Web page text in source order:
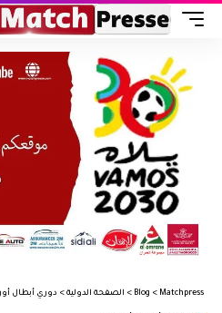
Matchpress
>
Blog
> الصفحة الدولية > دوري أبطال